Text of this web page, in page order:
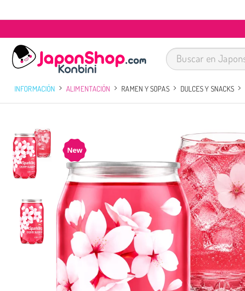
INFORMACIÓN ALIMENTACIÓN RAMEN Y SOPAS DULCES Y SNACKS
New